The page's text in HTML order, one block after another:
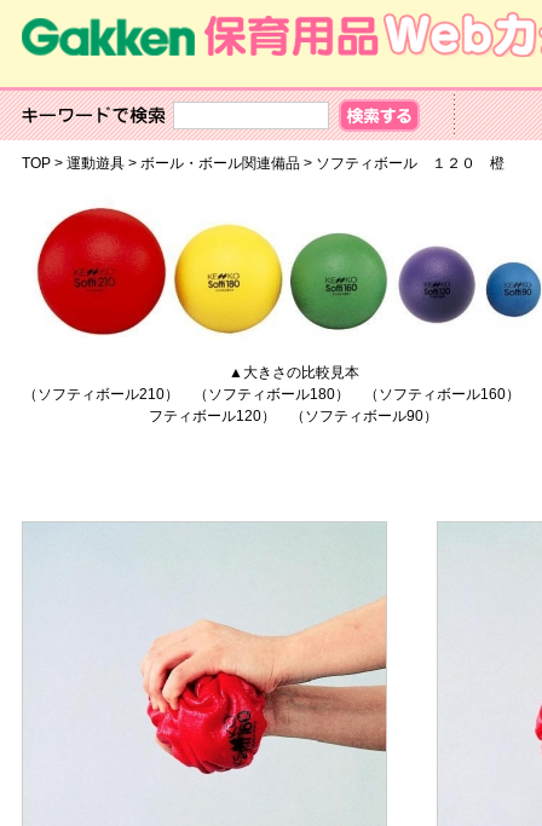
TOP> 運動遊具> ボール・ボール関連備品> ソフティボール １２０ 橙
▲大きさの比較見本
（ソフティボール210） （ソフティボール180） （ソフティボール160）
フティボール120） （ソフティボール90）